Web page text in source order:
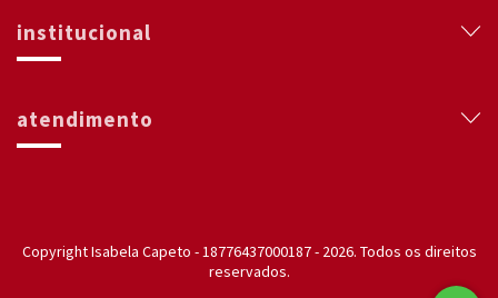
institucional
atendimento
Copyright Isabela Capeto - 18776437000187 - 2026. Todos os direitos
reservados.